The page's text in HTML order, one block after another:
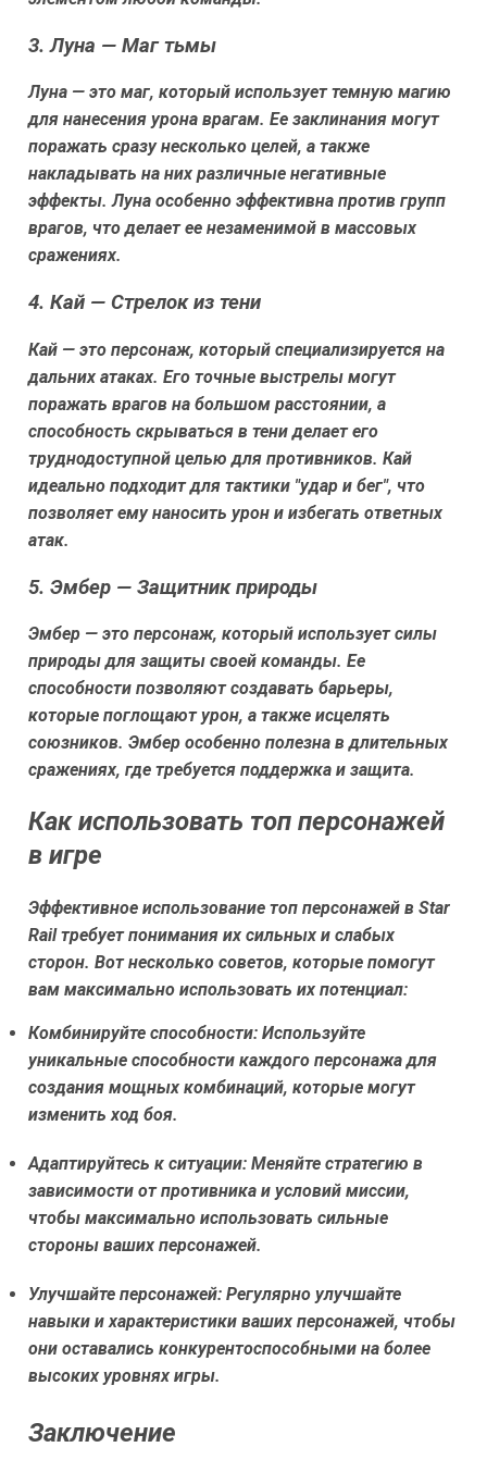
3. Луна — Маг тьмы
Луна — это маг, который использует темную магию
для нанесения урона врагам. Ее заклинания могут
поражать сразу несколько целей, а также
накладывать на них различные негативные
эффекты. Луна особенно эффективна против групп
врагов, что делает ее незаменимой в массовых
сражениях.
4. Кай — Стрелок из тени
Кай — это персонаж, который специализируется на
дальних атаках. Его точные выстрелы могут
поражать врагов на большом расстоянии, а
способность скрываться в тени делает его
труднодоступной целью для противников. Кай
идеально подходит для тактики "удар и бег", что
позволяет ему наносить урон и избегать ответных
атак.
5. Эмбер — Защитник природы
Эмбер — это персонаж, который использует силы
природы для защиты своей команды. Ее
способности позволяют создавать барьеры,
которые поглощают урон, а также исцелять
союзников. Эмбер особенно полезна в длительных
сражениях, где требуется поддержка и защита.
Как использовать топ персонажей
в игре
Эффективное использование топ персонажей в Star
Rail требует понимания их сильных и слабых
сторон. Вот несколько советов, которые помогут
вам максимально использовать их потенциал:
Комбинируйте способности: Используйте
уникальные способности каждого персонажа для
создания мощных комбинаций, которые могут
изменить ход боя.
Адаптируйтесь к ситуации: Меняйте стратегию в
зависимости от противника и условий миссии,
чтобы максимально использовать сильные
стороны ваших персонажей.
Улучшайте персонажей: Регулярно улучшайте
навыки и характеристики ваших персонажей, чтобы
они оставались конкурентоспособными на более
высоких уровнях игры.
Заключение